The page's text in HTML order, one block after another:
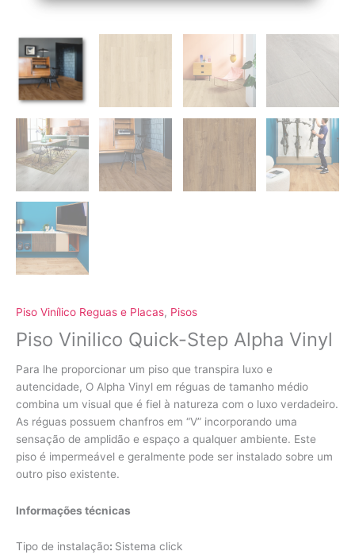
Piso Vinílico Reguas e Placas, Pisos
Piso Vinilico Quick-Step Alpha Vinyl
Para lhe proporcionar um piso que transpira luxo e
autencidade, O Alpha Vinyl em réguas de tamanho médio
combina um visual que é fiel à natureza com o luxo verdadeiro.
As réguas possuem chanfros em “V” incorporando uma
sensação de amplidão e espaço a qualquer ambiente. Este
piso é impermeável e geralmente pode ser instalado sobre um
outro piso existente.
Informações técnicas
Tipo de instalação: Sistema click